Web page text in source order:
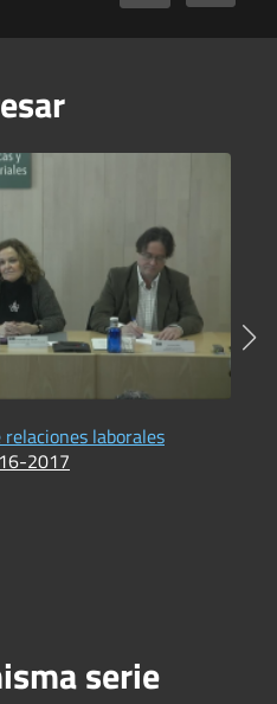
relaciones laborales
2017
serie